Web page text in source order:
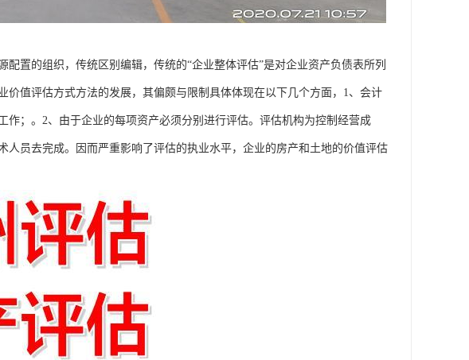
置的组织，传统区别编辑，传统的“企业整体评估”是对企业资产负债表所列
值评估方式方法的发展，其偏颇与限制具体体现在以下几个方面，1、会计
；。2、由于企业的每项资产必须分别进行评估。评估机构为控制经营成
员去完成。因而严重影响了评估的执业水平，企业的房产和土地的价值评估